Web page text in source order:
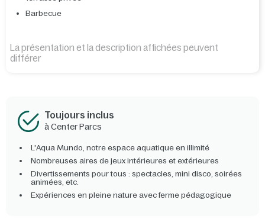
Barbecue
La présentation et la description affichées peuvent
différer
Toujours inclus
à Center Parcs
L'Aqua Mundo, notre espace aquatique en illimité
Nombreuses aires de jeux intérieures et extérieures
Divertissements pour tous : spectacles, mini disco, soirées
animées, etc.
Expériences en pleine nature avec ferme pédagogique